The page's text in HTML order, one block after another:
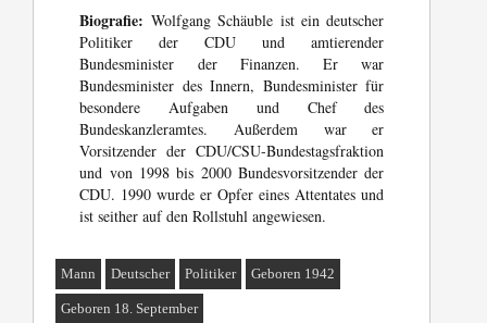
Biografie: Wolfgang Schäuble ist ein deutscher
Politiker der CDU und amtierender
Bundesminister der Finanzen. Er war
Bundesminister des Innern, Bundesminister für
besondere Aufgaben und Chef des
Bundeskanzleramtes. Außerdem war er
Vorsitzender der CDU/CSU-Bundestagsfraktion
und von 1998 bis 2000 Bundesvorsitzender der
CDU. 1990 wurde er Opfer eines Attentates und
ist seither auf den Rollstuhl angewiesen.
Mann Deutscher Politiker Geboren 1942
Geboren 18. September